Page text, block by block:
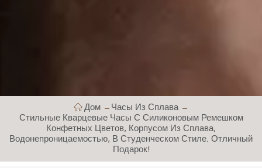
Дом
Часы Из Сплава
Стильные Кварцевые Часы С Силиконовым Ремешком
Конфетных Цветов, Корпусом Из Сплава,
Водонепроницаемостью, В Студенческом Стиле. Отличный
Подарок!